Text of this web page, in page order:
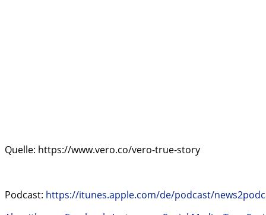
Quelle: https://www.vero.co/vero-true-story
Podcast: https://itunes.apple.com/de/podcast/